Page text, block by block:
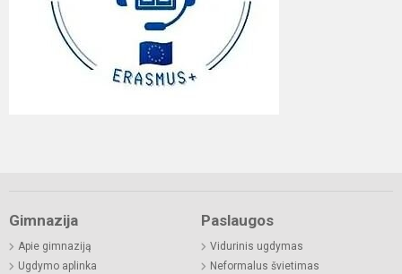
Gimnazija
Apie gimnaziją
Ugdymo aplinka
Paslaugos
Vidurinis ugdymas
Neformalus švietimas